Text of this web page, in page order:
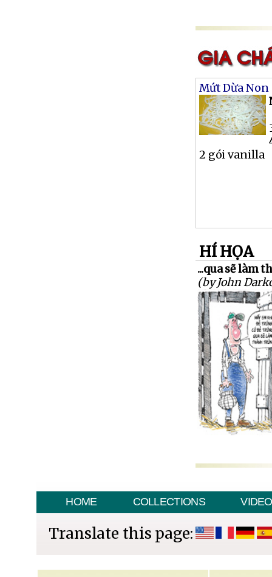
Mứt Dừa Non
2 gói vanilla
HÍ HỌA
...qua sẽ làm
(by John
HOME COLLECTIONS VIDEO
Translate this page: